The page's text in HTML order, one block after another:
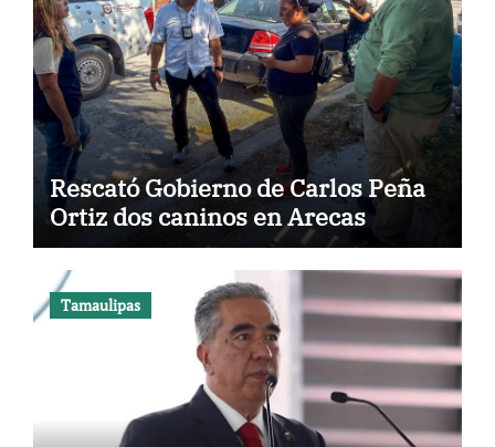
Rescató Gobierno de Carlos Peña
Ortiz dos caninos en Arecas
Tamaulipas